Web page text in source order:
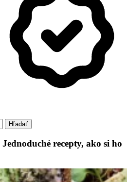
Hľadať
recepty, ako si ho